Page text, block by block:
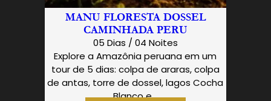
MANU FLORESTA DOSSEL
CAMINHADA PERU
05 Dias / 04 Noites
Explore a Amazônia peruana em um
tour de 5 dias: colpa de araras, colpa
de antas, torre de dossel, lagos Cocha
Blanco e…